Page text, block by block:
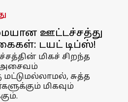
ஊட்டச்சத்து
டயட் டிப்ஸ்!
மிகச் சிறந்த
மட்டுமல்லாமல், சுத்த
மிகவும்